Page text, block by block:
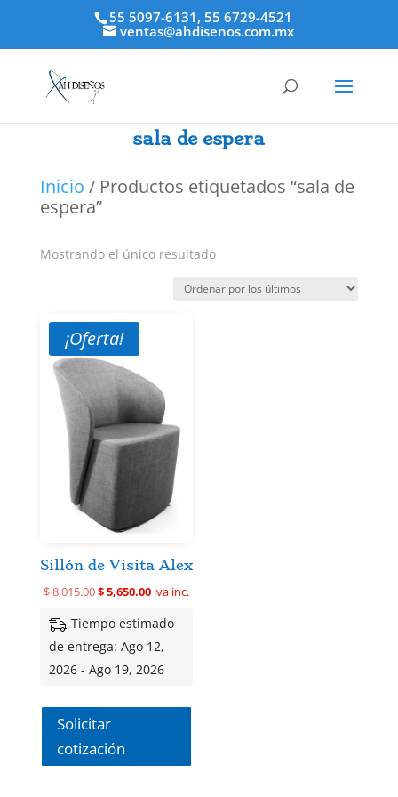
55 5097-6131, 55 6729-4521
ventas@ahdisenos.com.mx
sala de espera
Inicio / Productos etiquetados “sala de
espera”
Mostrando el único resultado
¡Oferta!
Sillón de Visita Alex
$8,015.00El
original
era:
$ 8,015.00.
$5,650.00El
es:
$ 5,650.00.
iva inc.
Tiempo estimado
de entrega: Ago 12,
2026 - Ago 19, 2026
Solicitar
cotización